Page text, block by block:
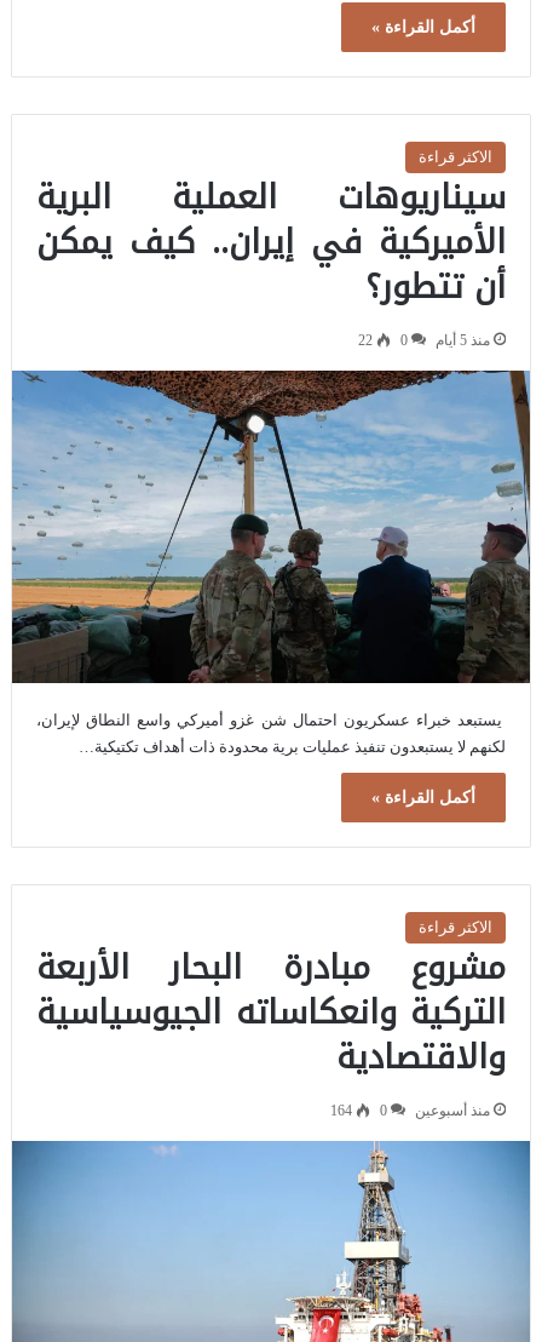
أكمل القراءة »
الاكثر قراءة
سيناريوهات العملية البرية
الأميركية في إيران.. كيف يمكن
أن تتطور؟
منذ 5 أيام 0
22
يستبعد خبراء عسكريون احتمال شن غزو أميركي واسع النطاق لإيران،
لكنهم لا يستبعدون تنفيذ عمليات برية محدودة ذات أهداف تكتيكية…
أكمل القراءة »
الاكثر قراءة
مشروع مبادرة البحار الأربعة
التركية وانعكاساته الجيوسياسية
والاقتصادية
منذ أسبوعين 0
164